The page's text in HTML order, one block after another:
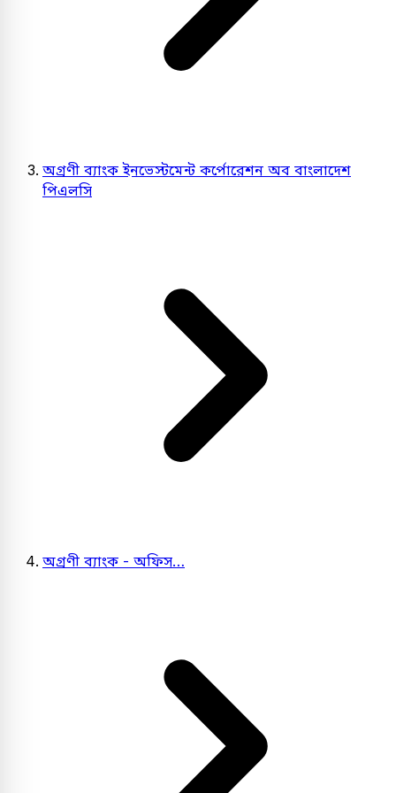
অগ্রণী ব্যাংক ইনভেস্টমেন্ট কর্পোরেশন অব বাংলাদেশ
পিএলসি
অগ্রণী ব্যাংক - অফিস…